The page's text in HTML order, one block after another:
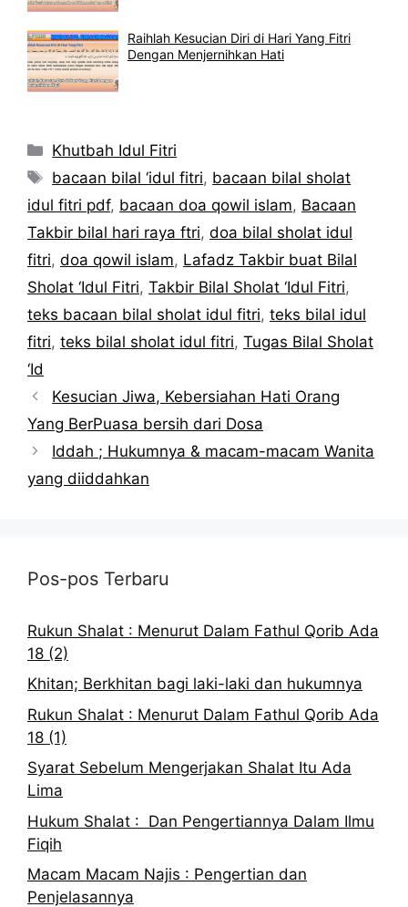
Raihlah Kesucian Diri di Hari Yang Fitri
Dengan Menjernihkan Hati
Kategori
Khutbah Idul Fitri
Tag
bacaan bilal ‘idul fitri, bacaan bilal sholat
idul fitri pdf, bacaan doa qowil islam, Bacaan
Takbir bilal hari raya ftri, doa bilal sholat idul
fitri, doa qowil islam, Lafadz Takbir buat Bilal
Sholat ‘Idul Fitri, Takbir Bilal Sholat ‘Idul Fitri,
teks bacaan bilal sholat idul fitri, teks bilal idul
fitri, teks bilal sholat idul fitri, Tugas Bilal Sholat
‘Id
Kesucian Jiwa, Kebersiahan Hati Orang
Yang BerPuasa bersih dari Dosa
Iddah ; Hukumnya & macam-macam Wanita
yang diiddahkan
Pos-pos Terbaru
Rukun Shalat : Menurut Dalam Fathul Qorib Ada
18 (2)
Khitan; Berkhitan bagi laki-laki dan hukumnya
Rukun Shalat : Menurut Dalam Fathul Qorib Ada
18 (1)
Syarat Sebelum Mengerjakan Shalat Itu Ada
Lima
Hukum Shalat : Dan Pengertiannya Dalam Ilmu
Fiqih
Macam Macam Najis : Pengertian dan
Penjelasannya